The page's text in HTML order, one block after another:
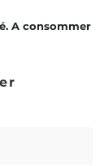
A consommer